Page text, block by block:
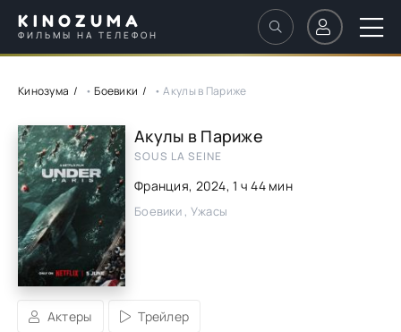
KINOZUMA
ФИЛЬМЫ НА ТЕЛЕФОН
Кинозума •Боевики • Акулы в Париже
Акулы в Париже
SOUS LA SEINE
Франция, 2024, 1 ч 44 мин
Боевики , Ужасы
Актеры Трейлер